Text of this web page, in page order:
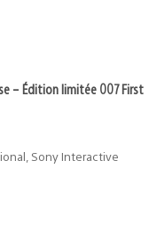
– Édition limitée 007 First
Sony Interactive